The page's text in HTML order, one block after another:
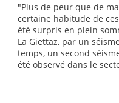
"Plus de peur que de
certaine habitude de
été surpris en plein
La Giettaz, par un
temps, un second
été observé dans le